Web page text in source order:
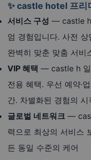
✨ castle hotel 프리
서비스 구성 — castle
엄 경험입니다. 사전 상
완벽히 맞춘 맞춤 서비
VIP 혜택 — castle h 일
전용 혜택. 우선 예약·
간. 차별화된 경험의 시
글로벌 네트워크 —
력으로 최상의 서비스
든 동일 수준의 케어